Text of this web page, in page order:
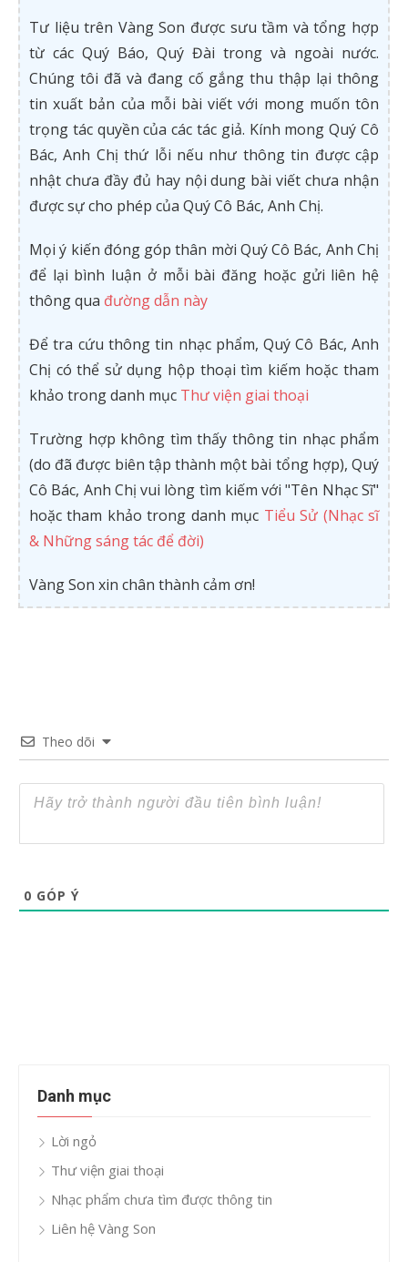
Tư liệu trên Vàng Son được sưu tầm và tổng hợp
từ các Quý Báo, Quý Đài trong và ngoài nước.
Chúng tôi đã và đang cố gắng thu thập lại thông
tin xuất bản của mỗi bài viết với mong muốn tôn
trọng tác quyền của các tác giả. Kính mong Quý Cô
Bác, Anh Chị thứ lỗi nếu như thông tin được cập
nhật chưa đầy đủ hay nội dung bài viết chưa nhận
được sự cho phép của Quý Cô Bác, Anh Chị.
Mọi ý kiến đóng góp thân mời Quý Cô Bác, Anh Chị
để lại bình luận ở mỗi bài đăng hoặc gửi liên hệ
thông qua đường dẫn này
Để tra cứu thông tin nhạc phẩm, Quý Cô Bác, Anh
Chị có thể sử dụng hộp thoại tìm kiếm hoặc tham
khảo trong danh mục Thư viện giai thoại
Trường hợp không tìm thấy thông tin nhạc phẩm
(do đã được biên tập thành một bài tổng hợp), Quý
Cô Bác, Anh Chị vui lòng tìm kiếm với "Tên Nhạc Sĩ"
hoặc tham khảo trong danh mục Tiểu Sử (Nhạc sĩ
& Những sáng tác để đời)
Vàng Son xin chân thành cảm ơn!
Theo dõi
0 GÓP Ý
Danh mục
Lời ngỏ
Thư viện giai thoại
Nhạc phẩm chưa tìm được thông tin
Liên hệ Vàng Son